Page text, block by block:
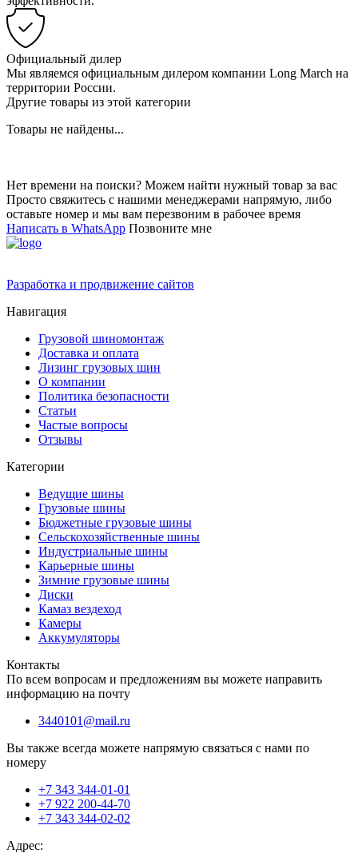
Официальный дилер
Мы являемся официальным дилером компании Long March на
территории России.
Другие товары из этой категории
Товары не найдены...
Нет времени на поиски? Можем найти нужный товар за вас
Просто свяжитесь с нашими менеджерами напрямую, либо
оставьте номер и мы вам перезвоним в рабочее время
Написать в WhatsApp Позвоните мне
Разработка и продвижение сайтов
Навигация
Грузовой шиномонтаж
Доставка и оплата
Лизинг грузовых шин
О компании
Политика безопасности
Статьи
Частые вопросы
Отзывы
Категории
Ведущие шины
Грузовые шины
Бюджетные грузовые шины
Сельскохозяйственные шины
Индустриальные шины
Карьерные шины
Зимние грузовые шины
Диски
Камаз вездеход
Камеры
Аккумуляторы
Контакты
По всем вопросам и предложениям вы можете направить
информацию на почту
3440101@mail.ru
Вы также всегда можете напрямую связаться с нами по
номеру
+7 343 344-01-01
+7 922 200-44-70
+7 343 344-02-02
Адрес: